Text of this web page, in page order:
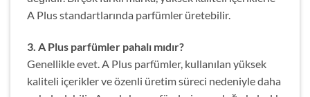
A Plus standartlarında parfümler üretebilir.
3. A Plus parfümler pahalı mıdır?
Genellikle evet. A Plus parfümler, kullanılan yüksek
kaliteli içerikler ve özenli üretim süreci nedeniyle daha